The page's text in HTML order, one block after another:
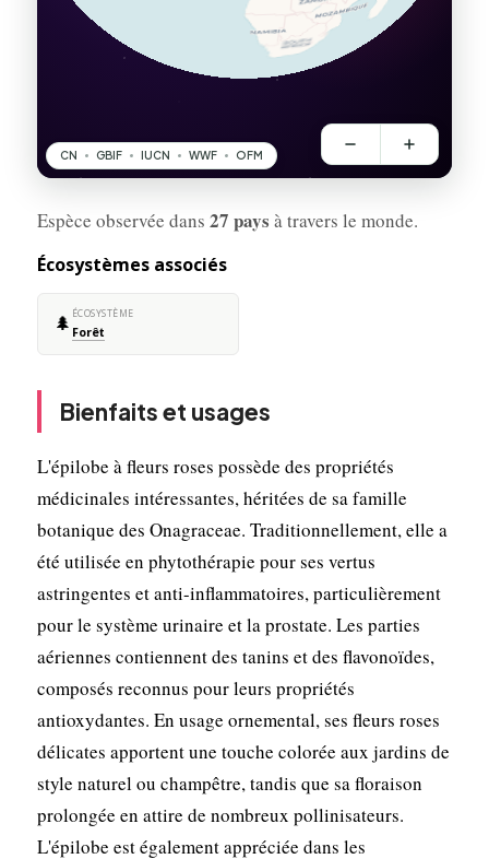
Espèce observée dans 27 pays à travers le monde.
Écosystèmes associés
🌲 ÉCOSYSTÈME
Forêt
Bienfaits et usages
L'épilobe à fleurs roses possède des propriétés
médicinales intéressantes, héritées de sa famille
botanique des Onagraceae. Traditionnellement, elle a
été utilisée en phytothérapie pour ses vertus
astringentes et anti-inflammatoires, particulièrement
pour le système urinaire et la prostate. Les parties
aériennes contiennent des tanins et des flavonoïdes,
composés reconnus pour leurs propriétés
antioxydantes. En usage ornemental, ses fleurs roses
délicates apportent une touche colorée aux jardins de
style naturel ou champêtre, tandis que sa floraison
prolongée en attire de nombreux pollinisateurs.
L'épilobe est également appréciée dans les